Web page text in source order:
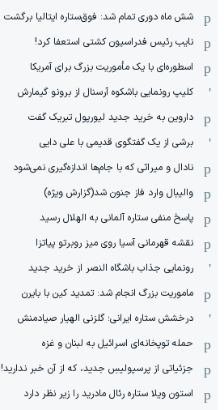
شش ماه دوری تمام شد: فوق‌ستاره ایتالیا برگشت
نایب رئیس فدراسیون کشتی استعفا کرد!
اسطوره‌ای با یک مأموریت بزرگ برای آمریکا
کلیپ رونمایی باشکوه آرسنال از برونو گیمارش
داروین به خرید جدید لیورپول تبریک گفت
برشی از یک گفتگوی قدیمی با علی دایی
نادال و میراثی که با جام‌ها اندازه‌گیری نمی‌شود
والیبال وارد فاز جنون شد(گزارش ویژه)
پاسخ منفی ستاره آلمانی به الهلال رسید
نقشه قهرمانی آسیا روی میز روبرتو پیاتزا
رونمایی جذاب باشگاه النصر از خرید جدید
ماموریت بزرگ انجام شد: تمدید کین با بایرن
درخشش ستاره ایرانی؛ گلزنی الهیار صیادمنش
حمله توپخانه‌ای اسرائیل به لبنان و غزه
جزئیاتی از پرسپولیسِ جدید، که از آن ‌خبر ندارید!
استون ویلا ستاره رئال مادرید را زیر نظر دارد